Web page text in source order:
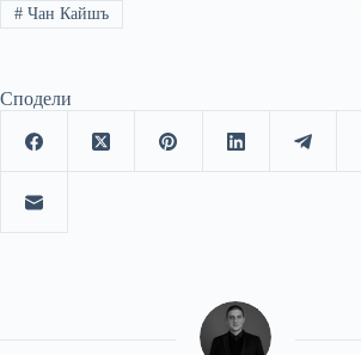
#Чан Кайшъ
Сподели